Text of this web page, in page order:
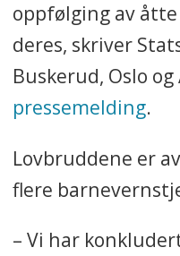
oppfølging av
deres, skriver
Buskerud, Oslo
pressemelding.
Lovbruddene er
flere
– Vi har